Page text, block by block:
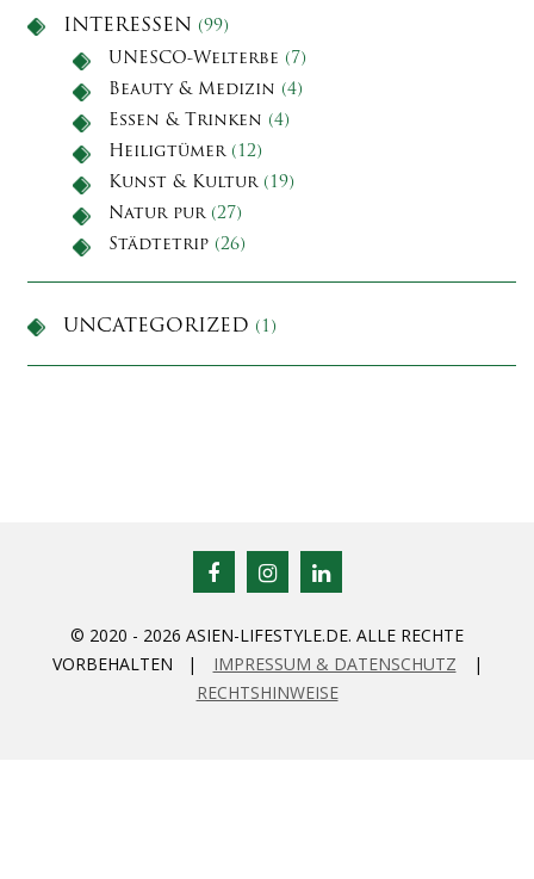
INTERESSEN (99)
UNESCO-Welterbe (7)
Beauty & Medizin (4)
Essen & Trinken (4)
Heiligtümer(12)
Kunst & Kultur(19)
Natur pur(27)
Städtetrip (26)
UNCATEGORIZED (1)
© 2020 - 2026 ASIEN-LIFESTYLE.DE. ALLE RECHTE
VORBEHALTEN |
IMPRESSUM & DATENSCHUTZ
|
RECHTSHINWEISE